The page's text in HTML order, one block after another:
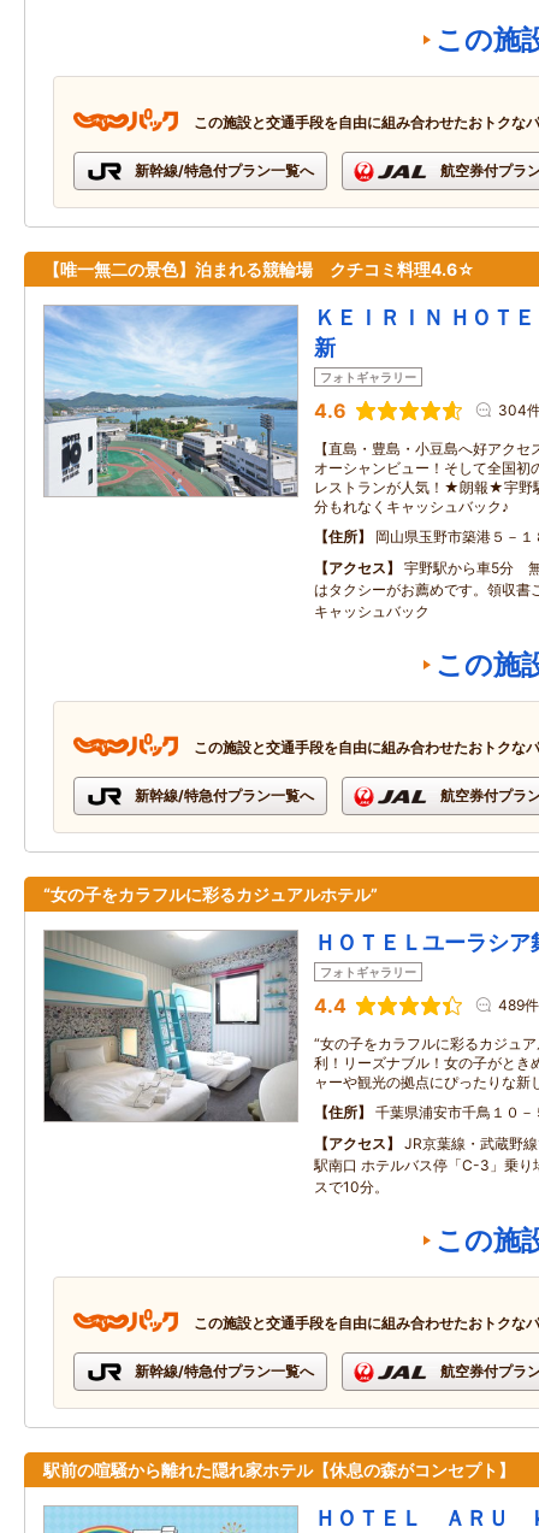
この施
この施設と交通手段を自由に組み合わせたおトクな
新幹線/特急付プラン一覧へ 航空券付プラ
【唯一無二の景色】泊まれる競輪場 クチコミ料理4.6☆
ＫＥＩＲＩＮ ＨＯＴ
新
フォトギャラリー
4.6 304
【直島・豊島・小豆島へ好アク
オーシャンビュー！そして全国初
レストランが人気！★朗報★宇野
分もれなくキャッシュバック♪
住所
岡山県玉野市築港５－１
アクセス
宇野駅から車5分
はタクシーがお薦めです。領収書
キャッシュバック
この施
この施設と交通手段を自由に組み合わせたおトクな
新幹線/特急付プラン一覧へ 航空券付プラ
“女の子をカラフルに彩るカジュアルホテル”
ＨＯＴＥＬユーラシ
フォトギャラリー
4.4 489件
“女の子をカラフルに彩るカジュ
利！リーズナブル！女の子がとき
ャーや観光の拠点にぴったりな新
住所
千葉県浦安市千鳥１０－
アクセス
JR京葉線・武蔵野
駅南口 ホテルバス停「C-3」乗り
スで10分。
この施
この施設と交通手段を自由に組み合わせたおトクな
新幹線/特急付プラン一覧へ 航空券付プラ
駅前の喧騒から離れた隠れ家ホテル【休息の森がコンセプト】
ＨＯＴＥＬ ＡＲＵ